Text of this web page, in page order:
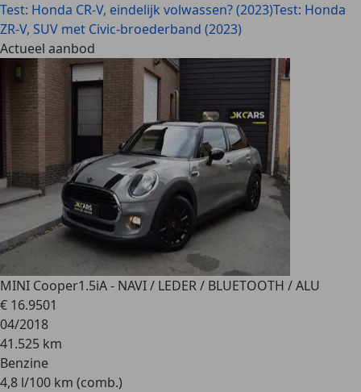
Test: Honda CR-V, eindelijk volwassen? (2023)Test: Honda
ZR-V, SUV met Civic-broederband (2023)
Actueel aanbod
MINI Cooper1.5iA - NAVI / LEDER / BLUETOOTH / ALU
€ 16.9501
04/2018
41.525 km
Benzine
4,8 l/100 km (comb.)